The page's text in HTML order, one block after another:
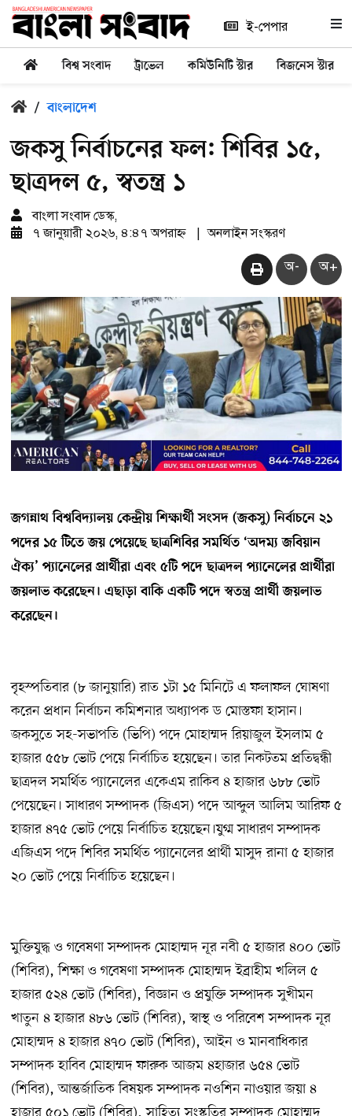
ই-পেপার
বিশ্ব সংবাদ ট্রাভেল কমিউনিটি স্টার বিজনেস স্টার
/ বাংলাদেশ
জকসু নির্বাচনের ফল: শিবির ১৫,
ছাত্রদল ৫, স্বতন্ত্র ১
বাংলা সংবাদ ডেস্ক,
৭ জানুয়ারী ২০২৬, ৪:৪৭ অপরাহ্ন
অনলাইন সংস্করণ
অ- অ+
জগন্নাথ বিশ্ববিদ্যালয় কেন্দ্রীয় শিক্ষার্থী সংসদ (জকসু) নির্বাচনে ২১
পদের ১৫ টিতে জয় পেয়েছে ছাত্রশিবির সমর্থিত ‘অদম্য জবিয়ান
ঐক্য’ প্যানেলের প্রার্থীরা এবং ৫টি পদে ছাত্রদল প্যানেলের প্রার্থীরা
জয়লাভ করেছেন। এছাড়া বাকি একটি পদে স্বতন্ত্র প্রার্থী জয়লাভ
করেছেন।
বৃহস্পতিবার (৮ জানুয়ারি) রাত ১টা ১৫ মিনিটে এ ফলাফল ঘোষণা
করেন প্রধান নির্বাচন কমিশনার অধ্যাপক ড মোস্তফা হাসান।
জকসুতে সহ-সভাপতি (ভিপি) পদে মোহাম্মদ রিয়াজুল ইসলাম ৫
হাজার ৫৫৮ ভোট পেয়ে নির্বাচিত হয়েছেন। তার নিকটতম প্রতিদ্বন্ধী
ছাত্রদল সমর্থিত প্যানেলের একেএম রাকিব ৪ হাজার ৬৮৮ ভোট
পেয়েছেন। সাধারণ সম্পাদক (জিএস) পদে আব্দুল আলিম আরিফ ৫
হাজার ৪৭৫ ভোট পেয়ে নির্বাচিত হয়েছেন।যুগ্ম সাধারণ সম্পাদক
এজিএস পদে শিবির সমর্থিত প্যানেলের প্রার্থী মাসুদ রানা ৫ হাজার
২০ ভোট পেয়ে নির্বাচিত হয়েছেন।
মুক্তিযুদ্ধ ও গবেষণা সম্পাদক মোহাম্মদ নূর নবী ৫ হাজার ৪০০ ভোট
(শিবির), শিক্ষা ও গবেষণা সম্পাদক মোহাম্মদ ইব্রাহীম খলিল ৫
হাজার ৫২৪ ভোট (শিবির), বিজ্ঞান ও প্রযুক্তি সম্পাদক সুখীমন
খাতুন ৪ হাজার ৪৮৬ ভোট (শিবির), স্বাস্থ ও পরিবেশ সম্পাদক নূর
মোহাম্মদ ৪ হাজার ৪৭০ ভোট (শিবির), আইন ও মানবাধিকার
সম্পাদক হাবিব মোহাম্মদ ফারুক আজম ৪হাজার ৬৫৪ ভোট
(শিবির), আন্তর্জাতিক বিষয়ক সম্পাদক নওশিন নাওয়ার জয়া ৪